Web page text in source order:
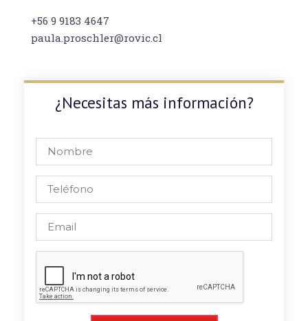
+56 9 9183 4647
paula.proschler@rovic.cl
¿Necesitas más información?